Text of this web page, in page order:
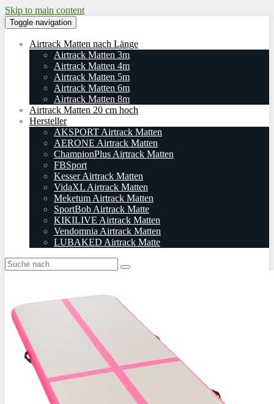
Skip to main content
Toggle navigation
Airtrack Matten nach Länge
Airtrack Matten 3m
Airtrack Matten 4m
Airtrack Matten 5m
Airtrack Matten 6m
Airtrack Matten 8m
Airtrack Matten 20 cm hoch
Hersteller
AKSPORT Airtrack Matten
AERONE Airtrack Matten
ChampionPlus Airtrack Matten
FBSport
Kesser Airtrack Matten
VidaXL Airtrack Matten
Meketum Airtrack Matten
SportBob Airtrack Matte
KIKILIVE Airtrack Matten
Vendomnia Airtrack Matten
LUBAKED Airtrack Matte